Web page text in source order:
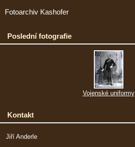
Fotoarchiv Kashofer
Poslední fotografie
Vojenské uniformy
Kontakt
Jiří Anderle